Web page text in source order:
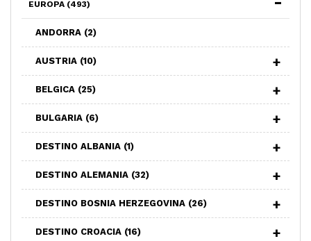
EUROPA (493)
ANDORRA (2)
AUSTRIA (10)
BELGICA (25)
BULGARIA (6)
DESTINO ALBANIA (1)
DESTINO ALEMANIA (32)
DESTINO BOSNIA HERZEGOVINA (26)
DESTINO CROACIA (16)